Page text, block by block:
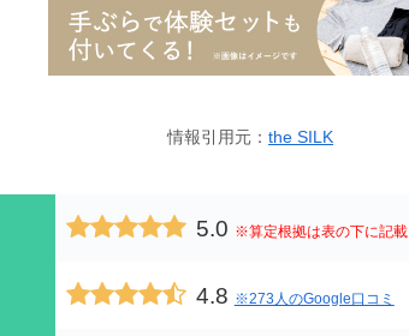
情報引用元： the SILK
5.0 ※算定根拠は表の下に記載
4.8 ※273人のGoogle口コミ